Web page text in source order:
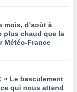
mois, d’août à
plus chaud que la
Météo-France
« Le basculement
qui nous attend